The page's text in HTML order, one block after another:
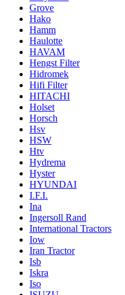
Grove
Hako
Hamm
Haulotte
HAVAM
Hengst Filter
Hidromek
Hifi Filter
HITACHI
Holset
Horsch
Hsv
HSW
Htv
Hydrema
Hyster
HYUNDAI
I.F.I.
Ina
Ingersoll Rand
International Tractors
Iow
Iran Tractor
Isb
Iskra
Iso